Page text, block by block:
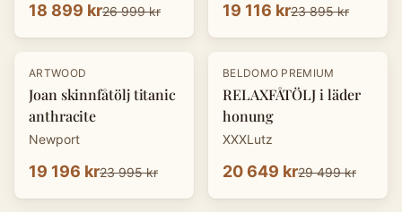
18 899 kr26 999 kr 19 116 kr23 895 kr
-20%
ARTWOOD
Joan skinnfåtölj titanic
anthracite
Newport
19 196 kr23 995 kr
-30 %
BELDOMO PREMIUM
RELAXFÅTÖLJ i läder
honung
XXXLutz
20 649 kr29 499 kr